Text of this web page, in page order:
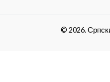
© 2026.